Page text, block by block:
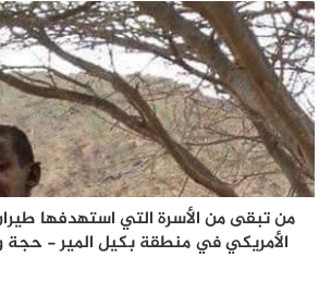
من تبقى من الأسرة التي استهدفها
الأمريكي في منطقة بكيل المير - حجة